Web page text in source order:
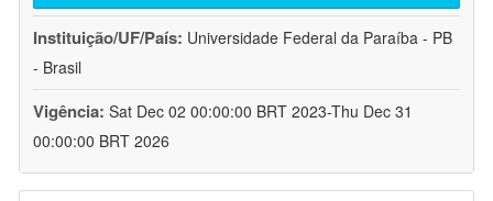
Instituição/UF/País: Universidade Federal da Paraíba - PB
- Brasil
Vigência: Sat Dec 02 00:00:00 BRT 2023-Thu Dec 31
00:00:00 BRT 2026